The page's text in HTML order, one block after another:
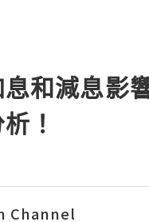
息和減息
！
Channel